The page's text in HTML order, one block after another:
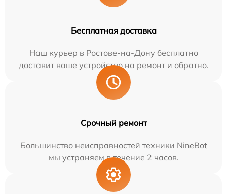
Бесплатная доставка
Наш курьер в Ростове-на-Дону бесплатно
доставит ваше устройство на ремонт и обратно.
Срочный ремонт
Большинство неисправностей техники NineBot
мы устраняем в течение 2 часов.